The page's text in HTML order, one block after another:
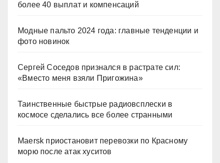
более 40 выплат и компенсаций
Модные пальто 2024 года: главные тенденции и
фото новинок
Сергей Соседов признался в растрате сил:
«Вместо меня взяли Пригожина»
Таинственные быстрые радиовсплески в
космосе сделались все более странными
Maersk приостановит перевозки по Красному
морю после атак хуситов